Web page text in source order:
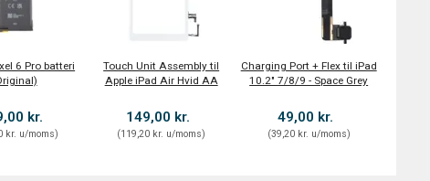
6 Pro batteri
kr.
kr. u/moms)
Touch Unit Assembly til
Apple iPad Air Hvid AA
149,00 kr.
(119,20 kr. u/moms)
Charging Port + Flex til iPad
10.2" 7/8/9 - Space Grey
49,00 kr.
(39,20 kr. u/moms)